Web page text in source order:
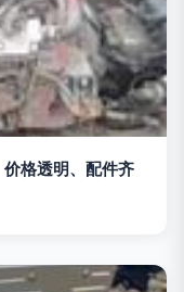
格透明、配件齐